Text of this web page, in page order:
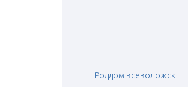
Роддом всеволожск